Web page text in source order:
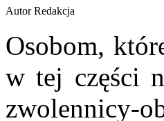
Autor Redakcja
Osobom,
w tej części
zwolennicy-